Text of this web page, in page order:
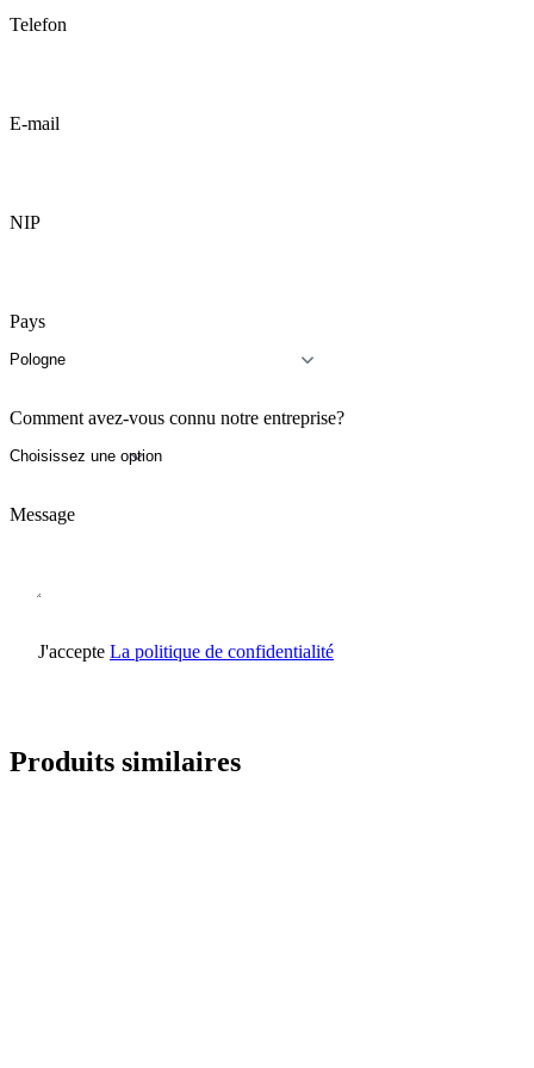
Telefon
E-mail
NIP
Pays
Comment avez-vous connu notre entreprise?
Message
J'accepte La politique de confidentialité
Produits similaires